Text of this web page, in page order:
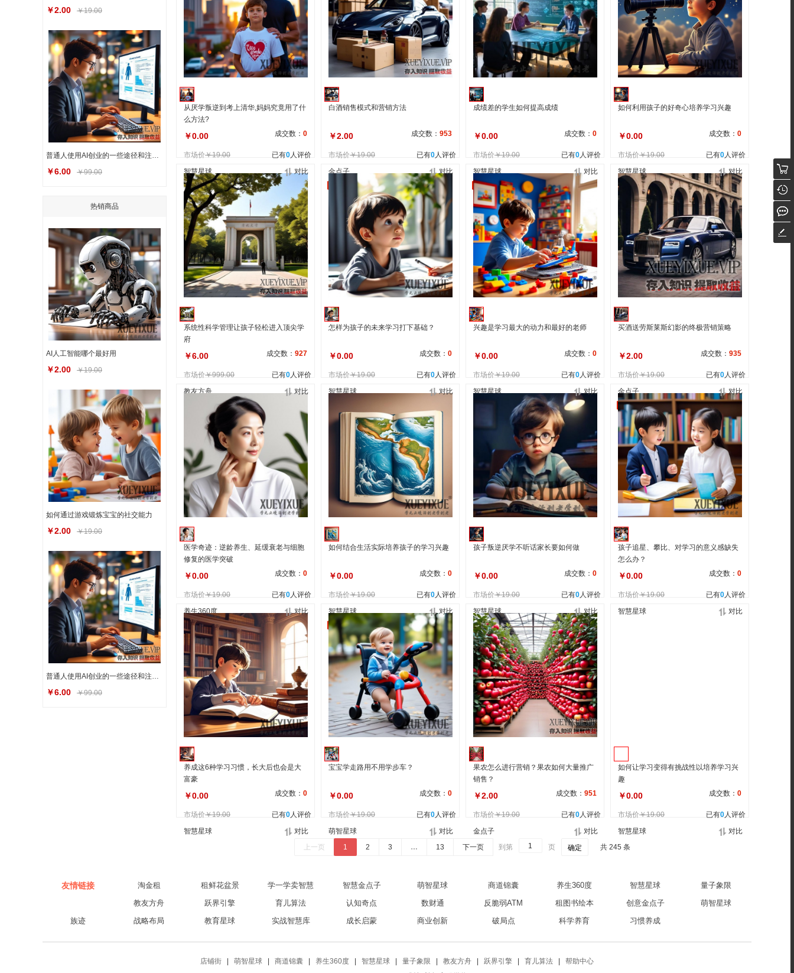
￥2.00 ￥19.00
普通人使用AI创业的一些途径和注意事项
￥6.00 ￥99.00
热销商品
AI人工智能哪个最好用
￥2.00 ￥19.00
如何通过游戏锻炼宝宝的社交能力
￥2.00 ￥19.00
普通人使用AI创业的一些途径和注意事项
￥6.00 ￥99.00
从厌学叛逆到考上清华,妈妈究竟用了什
么方法?
￥0.00 成交数： 0
市场价￥19.00 已有0人评价
智慧星球
对比
白酒销售模式和营销方法
￥2.00 成交数： 953
市场价￥19.00 已有0人评价
金点子
对比
成绩差的学生如何提高成绩
￥0.00 成交数： 0
市场价￥19.00 已有0人评价
智慧星球
对比
包邮
如何利用孩子的好奇心培养学习兴趣
￥0.00 成交数： 0
市场价￥19.00 已有0人评价
智慧星球
对比
系统性科学管理让孩子轻松进入顶尖学
府
￥6.00 成交数： 927
市场价￥999.00 已有0人评价
教友方舟‌
对比
怎样为孩子的未来学习打下基础？
￥0.00 成交数： 0
市场价￥19.00 已有0人评价
智慧星球
对比
兴趣是学习最大的动力和最好的老师
￥0.00 成交数： 0
市场价￥19.00 已有0人评价
智慧星球
对比
买酒送劳斯莱斯幻影的终极营销策略
￥2.00 成交数： 935
市场价￥19.00 已有0人评价
金点子
对比
自营
医学奇迹：逆龄养生‌、延缓衰老与细胞
修复的医学突破
￥0.00 成交数： 0
市场价￥19.00 已有0人评价
养生360度
对比
如何结合生活实际培养孩子的学习兴趣
￥0.00 成交数： 0
市场价￥19.00 已有0人评价
智慧星球
对比
包邮
孩子叛逆厌学不听话家长要如何做
￥0.00 成交数： 0
市场价￥19.00 已有0人评价
智慧星球
对比
孩子追星、攀比、对学习的意义感缺失
怎么办？
￥0.00 成交数： 0
市场价￥19.00 已有0人评价
智慧星球
对比
养成这6种学习习惯，长大后也会是大
富豪
￥0.00 成交数： 0
市场价￥19.00 已有0人评价
智慧星球
对比
宝宝学走路用不用学步车？
￥0.00 成交数： 0
市场价￥19.00 已有0人评价
萌智星球
对比
果农怎么进行营销？果农如何大量推广
销售？
￥2.00 成交数： 951
市场价￥19.00 已有0人评价
金点子
对比
自营
如何让学习变得有挑战性以培养学习兴
趣
￥0.00 成交数： 0
市场价￥19.00 已有0人评价
智慧星球
对比
上一页
1 2 3 … 13 下一页 到第 页 确定 共 245 条
友情链接 淘金租 租鲜花盆景 学一学卖智慧 智慧金点子 萌智星球 商道锦囊 养生360度 智慧星球
量子象限
教友方舟‌
跃界引擎‌ 育儿算法 认知奇点 数财通 反脆弱ATM 租图书绘本 创意金点子
萌智星球
族迹
战略布局 教育星球 实战智慧库 成长启蒙 商业创新 破局点 科学养育 习惯养成
店铺街 萌智星球 商道锦囊 养生360度 智慧星球 量子象限 教友方舟‌ 跃界引擎‌ 育儿算法
帮助中心